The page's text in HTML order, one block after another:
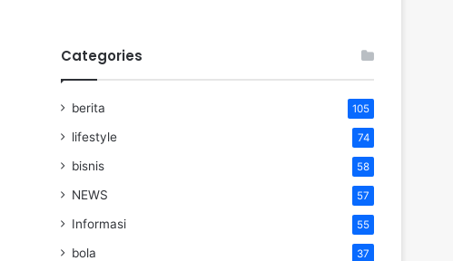
Categories
berita 105
lifestyle 74
bisnis 58
NEWS 57
Informasi 55
bola 37